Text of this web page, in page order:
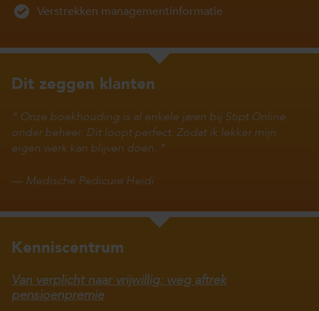
Verstrekken managementinformatie
Dit zeggen klanten
Onze boekhouding is al enkele jaren bij Stipt Online
onder beheer. Dit loopt perfect. Zodat ik lekker mijn
eigen werk kan blijven doen.
— Medische Pedicure Heidi
Kenniscentrum
Van verplicht naar vrijwillig: weg aftrek
pensioenpremie